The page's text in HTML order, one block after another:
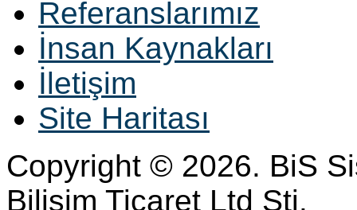
Referanslarımız
İnsan Kaynakları
İletişim
Site Haritası
Copyright © 2026. BiS
Bilisim Ticaret Ltd Sti.